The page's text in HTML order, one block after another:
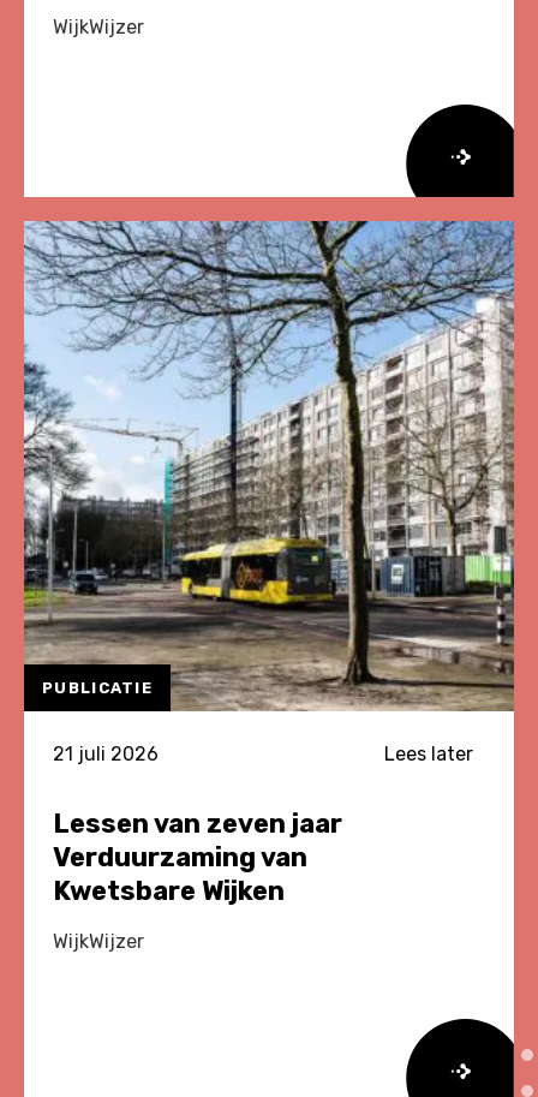
WijkWijzer
meer
over
Herziene
Onderzoeksagenda
Leefbaarheid
en
Veiligheid
2026
PUBLICATIE
21 juli 2026 Lees later
Lessen van zeven jaar
Verduurzaming van
Kwetsbare Wijken
WijkWijzer